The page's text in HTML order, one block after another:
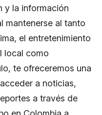
y la información
mantenerse al tanto
el entretenimiento
local como
te ofreceremos una
a noticias,
a través de